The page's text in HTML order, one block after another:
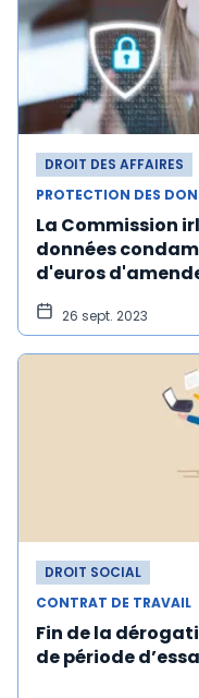
DROIT DES AFFAIRES
La Commission
données
d'euros
26 sept. 2023
DROIT SOCIAL
CONTRAT DE TRAVAIL
Fin de la
de période